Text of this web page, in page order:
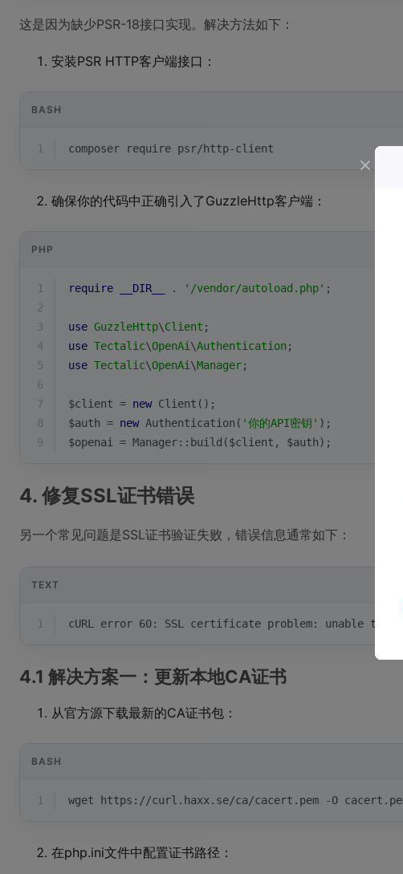
这是因为缺少PSR-18接口实现。解决方法如下：
安装PSR HTTP客户端接口：
BASH
1 composer require psr/http-client
确保你的代码中正确引入了GuzzleHttp客户端：
PHP
1 require __DIR__ . '/vendor/autoload.php' ;
2
3
use GuzzleHttp\Client ;
4
use Tectalic\OpenAi \Authentication;
5
use Tectalic\OpenAi \Manager;
6
7
$client = new Client();
8
$auth = new Authentication( '你的API密钥' );
9
$openai = Manager::build($client , $auth);
4. 修复SSL证书错误
另一个常见问题是SSL证书验证失败，错误信息通常如下：
TEXT
1 cURL error 60: SSL certificate problem: unable to
4.1 解决方案一：更新本地CA证书
从官方源下载最新的CA证书包：
BASH
1 wget https://curl.haxx.se/ca/cacert.pem -O
在php.ini文件中配置证书路径：